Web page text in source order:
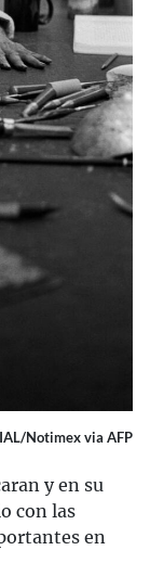
Notimex via AFP
y en su
con las
en